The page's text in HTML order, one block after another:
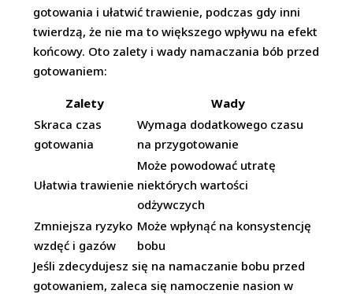
gotowania i ułatwić trawienie, podczas gdy inni
twierdzą, że nie ma to większego wpływu na efekt
końcowy. Oto zalety i wady namaczania bób przed
gotowaniem:
Zalety
Wady
Skraca czas
gotowania
Wymaga dodatkowego czasu
na przygotowanie
Ułatwia trawienie
Może powodować utratę
niektórych wartości
odżywczych
Zmniejsza ryzyko
wzdęć i gazów
Może wpłynąć na konsystencję
bobu
Jeśli zdecydujesz się na namaczanie bobu przed
gotowaniem, zaleca się namoczenie nasion w